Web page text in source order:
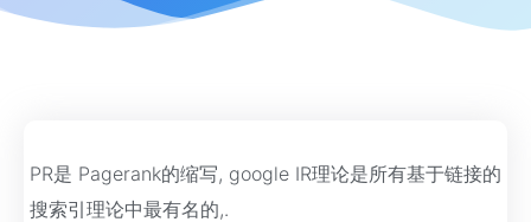
PR是 Pagerank的缩写, google IR理论是所有基于链接的
搜索引理论中最有名的,.